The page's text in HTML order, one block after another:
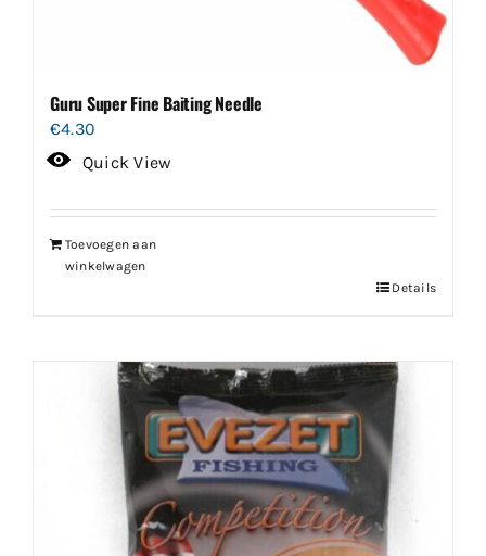
Guru Super Fine Baiting Needle
€4.30
Quick View
Toevoegen aan
winkelwagen
Details